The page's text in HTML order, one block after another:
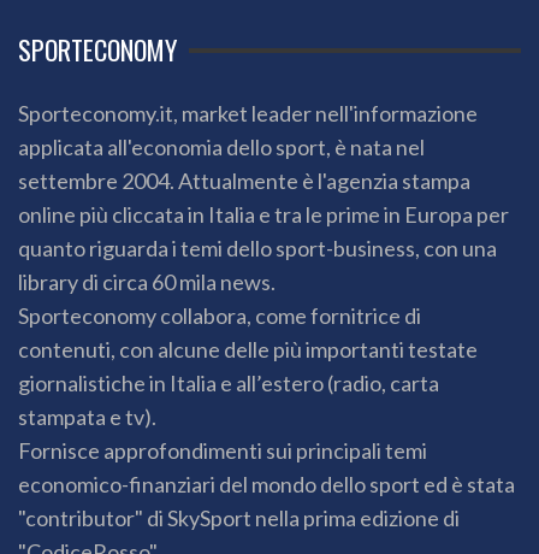
SPORTECONOMY
Sporteconomy.it, market leader nell'informazione
applicata all'economia dello sport, è nata nel
settembre 2004. Attualmente è l'agenzia stampa
online più cliccata in Italia e tra le prime in Europa per
quanto riguarda i temi dello sport-business, con una
library di circa 60 mila news.
Sporteconomy collabora, come fornitrice di
contenuti, con alcune delle più importanti testate
giornalistiche in Italia e all’estero (radio, carta
stampata e tv).
Fornisce approfondimenti sui principali temi
economico-finanziari del mondo dello sport ed è stata
"contributor" di SkySport nella prima edizione di